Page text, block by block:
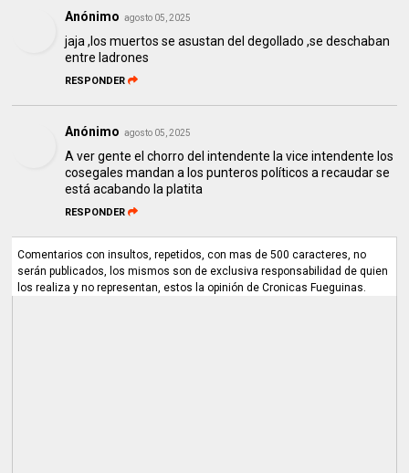
Anónimo agosto 05, 2025
jaja ,los muertos se asustan del degollado ,se deschaban
entre ladrones
RESPONDER
Anónimo agosto 05, 2025
A ver gente el chorro del intendente la vice intendente los
cosegales mandan a los punteros políticos a recaudar se
está acabando la platita
RESPONDER
Comentarios con insultos, repetidos, con mas de 500 caracteres, no
serán publicados, los mismos son de exclusiva responsabilidad de quien
los realiza y no representan, estos la opinión de Cronicas Fueguinas.